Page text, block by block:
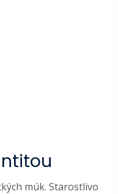
múk. Starostlivo